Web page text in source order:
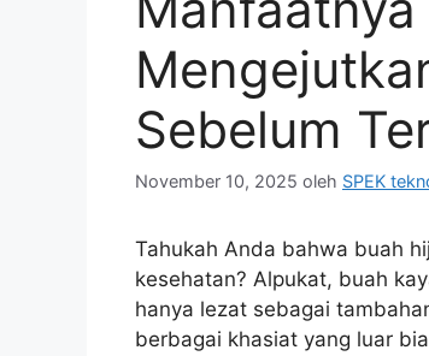
Sebelum
November 10, 2025 oleh SPEK
Tahukah Anda bahwa buah
kesehatan? Alpukat, buah
hanya lezat sebagai
berbagai khasiat yang luar